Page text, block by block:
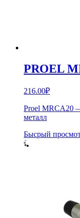
PROEL
216.00₽
Proel MRCA20
металл
Бысрый